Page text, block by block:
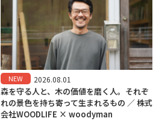
NEW 2026.08.01
森を守る人と、木の価値を磨く人。それぞ
れの景色を持ち寄って生まれるもの ／ 株式
会社WOODLIFE × woodyman